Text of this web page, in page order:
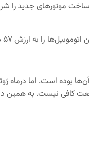
بوده است. اما
وسعت کافی نیست. به